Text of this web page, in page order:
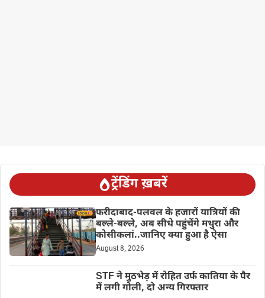
ट्रेंडिंग ख़बरें
फरीदाबाद-पलवल के हजारों यात्रियों की
बल्ले-बल्ले, अब सीधे पहुंचेंगे मथुरा और
कोसीकलां..जानिए क्या हुआ है ऐसा
August 8, 2026
STF ने मुठभेड़ में रोहित उर्फ कातिया के पैर
में लगी गोली, दो अन्य गिरफ्तार